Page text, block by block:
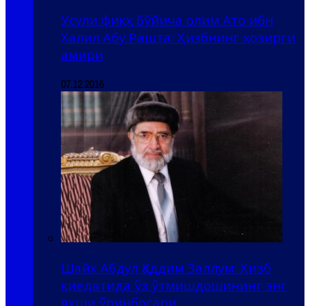
Усули фиқҳ бўйича олим Ато ибн
Халил Абу Рашта: Ҳизбнинг ҳозирги
амири
07.12.2016
Шайх Абдул Қаддим Заллум: Ҳизб
қиёдатида ўз ўтмишдошининг энг
яхши ўринбосари